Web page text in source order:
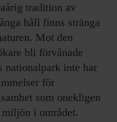
tradition av
håll finns stränga
Mot den
bli förvånade
nationalpark inte har
för
som onekligen
i området.